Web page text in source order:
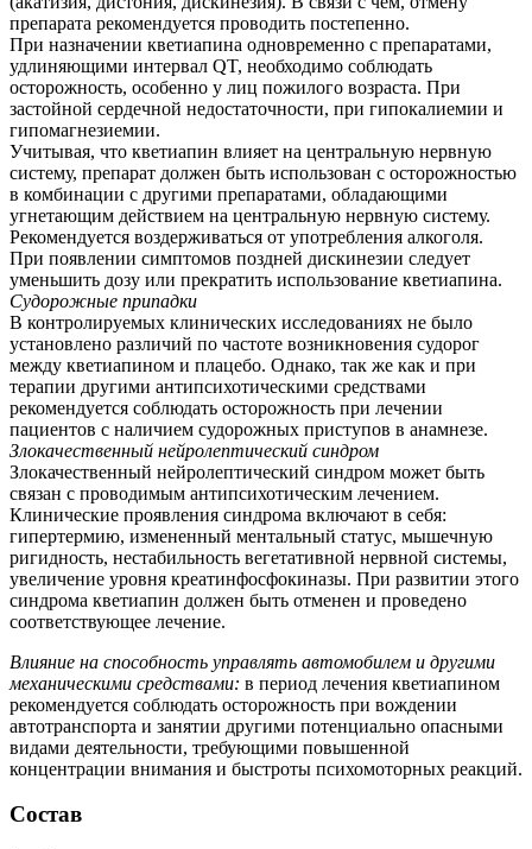
препарата рекомендуется проводить постепенно.
При назначении кветиапина одновременно с препаратами,
удлиняющими интервал QT, необходимо соблюдать
осторожность, особенно у лиц пожилого возраста. При
застойной сердечной недостаточности, при гипокалиемии и
гипомагнезиемии.
Учитывая, что кветиапин влияет на центральную нервную
систему, препарат должен быть использован с осторожностью
в комбинации с другими препаратами, обладающими
угнетающим действием на центральную нервную систему.
Рекомендуется воздерживаться от употребления алкоголя.
При появлении симптомов поздней дискинезии следует
уменьшить дозу или прекратить использование кветиапина.
Судорожные припадки
В контролируемых клинических исследованиях не было
установлено различий по частоте возникновения судорог
между кветиапином и плацебо. Однако, так же как и при
терапии другими антипсихотическими средствами
рекомендуется соблюдать осторожность при лечении
пациентов с наличием судорожных приступов в анамнезе.
Злокачественный нейролептический синдром
Злокачественный нейролептический синдром может быть
связан с проводимым антипсихотическим лечением.
Клинические проявления синдрома включают в себя:
гипертермию, измененный ментальный статус, мышечную
ригидность, нестабильность вегетативной нервной системы,
увеличение уровня креатинфосфокиназы. При развитии этого
синдрома кветиапин должен быть отменен и проведено
соответствующее лечение.
Влияние на способность управлять автомобилем и другими
механическими средствами: в период лечения кветиапином
рекомендуется соблюдать осторожность при вождении
автотранспорта и занятии другими потенциально опасными
видами деятельности, требующими повышенной
концентрации внимания и быстроты психомоторных реакций.
Состав